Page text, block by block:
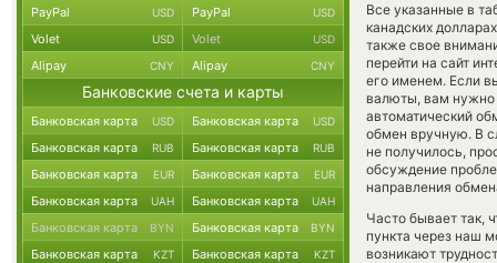
Все указанные в
канадских
также свое
перейти на сайт
его именем. Если
валюты, вам нужно
автоматический
обмен вручную. В
не получилось,
обсуждение
направления
Часто бывает так,
пункта через наш
возникают
PayPal USD PayPal USD
Volet USD Volet USD
Alipay CNY Alipay CNY
Банковские счета и карты
Банковская карта USD Банковская карта USD
Банковская карта RUB Банковская карта RUB
Банковская карта EUR Банковская карта EUR
Банковская карта UAH Банковская карта UAH
Банковская карта BYN Банковская карта BYN
Банковская карта KZT Банковская карта KZT